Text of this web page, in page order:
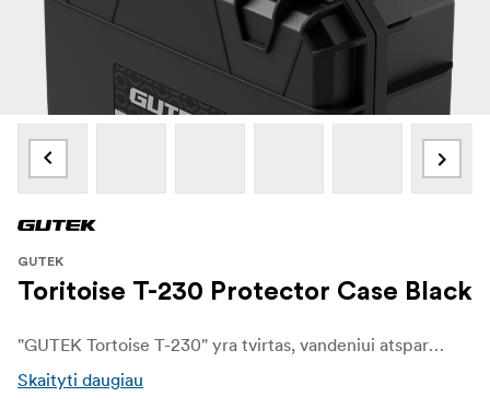
GUTEK
Toritoise T-230 Protector Case Black
"GUTEK Tortoise T-230" yra tvirtas, vandeniui atsparus juodos spalvos dėklas, idealiai tinkantis fotoaparatams, dronams ir įrankiams. Jis atitinka IP67 klasę, gali būti kraunamas vienas ant kito, atsparus smūgiams ir turi putplasčio įdėklus individualiai apsaugai - kompaktiškas, saugus ir pagamintas taip, kad tarnautų ilgai.
Skaityti daugiau